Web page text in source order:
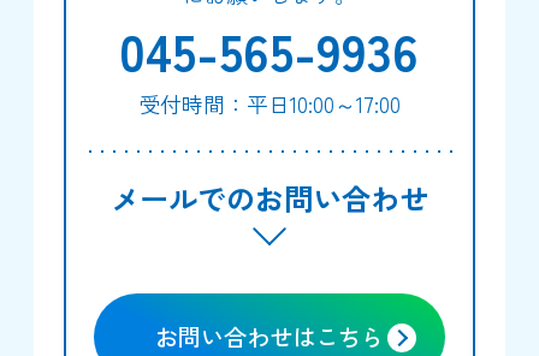
045-565-9936
受付時間：平日10:00～17:00
メールでのお問い合わせ
お問い合わせはこちら